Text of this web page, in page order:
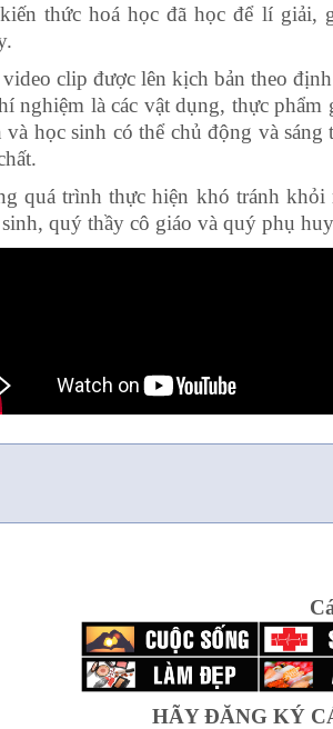
thức hoá học đã học để lí giải,
video clip được lên kịch bản theo
nghiệm là các vật dụng, thực
và học sinh có thể chủ động và
quá trình thực hiện khó tránh khỏi
quý thầy cô giáo và quý phụ
HÃY ĐĂNG KÝ